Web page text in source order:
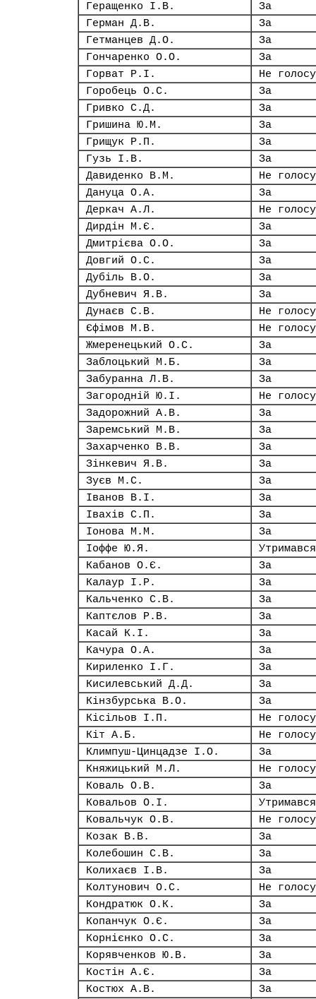
Геращенко І.В.
За
Герман Д.В.
За
Гетманцев Д.О.
За
Гончаренко О.О.
За
Горват Р.І.
Не
Горобець О.С.
За
Гривко С.Д.
За
Гришина Ю.М.
За
Грищук Р.П.
За
Гузь І.В.
За
Давиденко В.М.
Не
Дануца О.А.
За
Деркач А.Л.
Не
Дирдін М.Є.
За
Дмитрієва О.О.
За
Довгий О.С.
За
Дубіль В.О.
За
Дубневич Я.В.
За
Дунаєв С.В.
Не
Єфімов М.В.
Не
Жмеренецький О.С.
За
Заблоцький М.Б.
За
Забуранна Л.В.
За
Загородній Ю.І.
Не
Задорожний А.В.
За
Заремський М.В.
За
Захарченко В.В.
За
Зінкевич Я.В.
За
Зуєв М.С.
За
Іванов В.І.
За
Івахів С.П.
За
Іонова М.М.
За
Іоффе Ю.Я.
Утримався
Кабанов О.Є.
За
Калаур І.Р.
За
Кальченко С.В.
За
Каптєлов Р.В.
За
Касай К.І.
За
Качура О.А.
За
Кириленко І.Г.
За
Кисилевський Д.Д.
За
Кінзбурська В.О.
За
Кісільов І.П.
Не
Кіт А.Б.
Не
Климпуш-Цинцадзе І.О.
За
Княжицький М.Л.
Не
Коваль О.В.
За
Ковальов О.І.
Утримався
Ковальчук О.В.
Не
Козак В.В.
За
Колебошин С.В.
За
Колихаєв І.В.
За
Колтунович О.С.
Не
Кондратюк О.К.
За
Копанчук О.Є.
За
Корнієнко О.С.
За
Корявченков Ю.В.
За
Костін А.Є.
За
Костюх А.В.
За